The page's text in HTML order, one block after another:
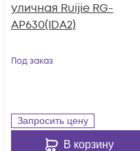
уличная Ruijie RG-
AP630(IDA2)
Под заказ
Запросить цену
В корзину